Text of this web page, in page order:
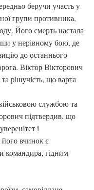
беручи участь у
групи противника,
Його смерть настала
у нерівному бою, де
до останнього
Віктор Вікторович
рішучість, що варта
службою та
підтвердив, що
і
його вчинок є
командира, гідним